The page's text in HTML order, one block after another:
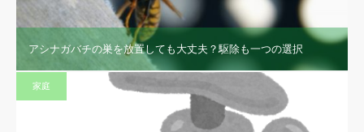
アシナガバチの巣を放置しても大丈夫？駆除も一つの選択
家庭